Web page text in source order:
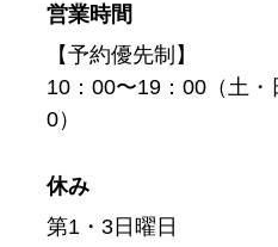
営業時間
【予約優先制】
10：00〜19：00（土
0）
休み
第1・3日曜日